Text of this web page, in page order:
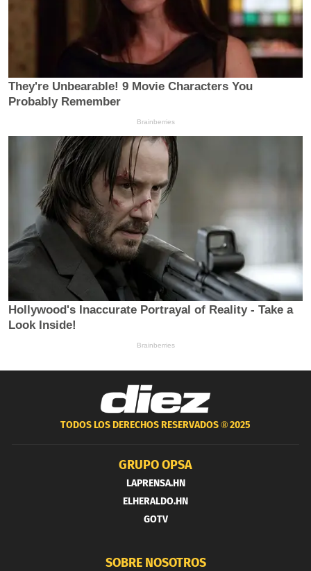
TODOS LOS DERECHOS RESERVADOS ®2025
GRUPO OPSA
LAPRENSA.HN
ELHERALDO.HN
GOTV
SOBRE NOSOTROS